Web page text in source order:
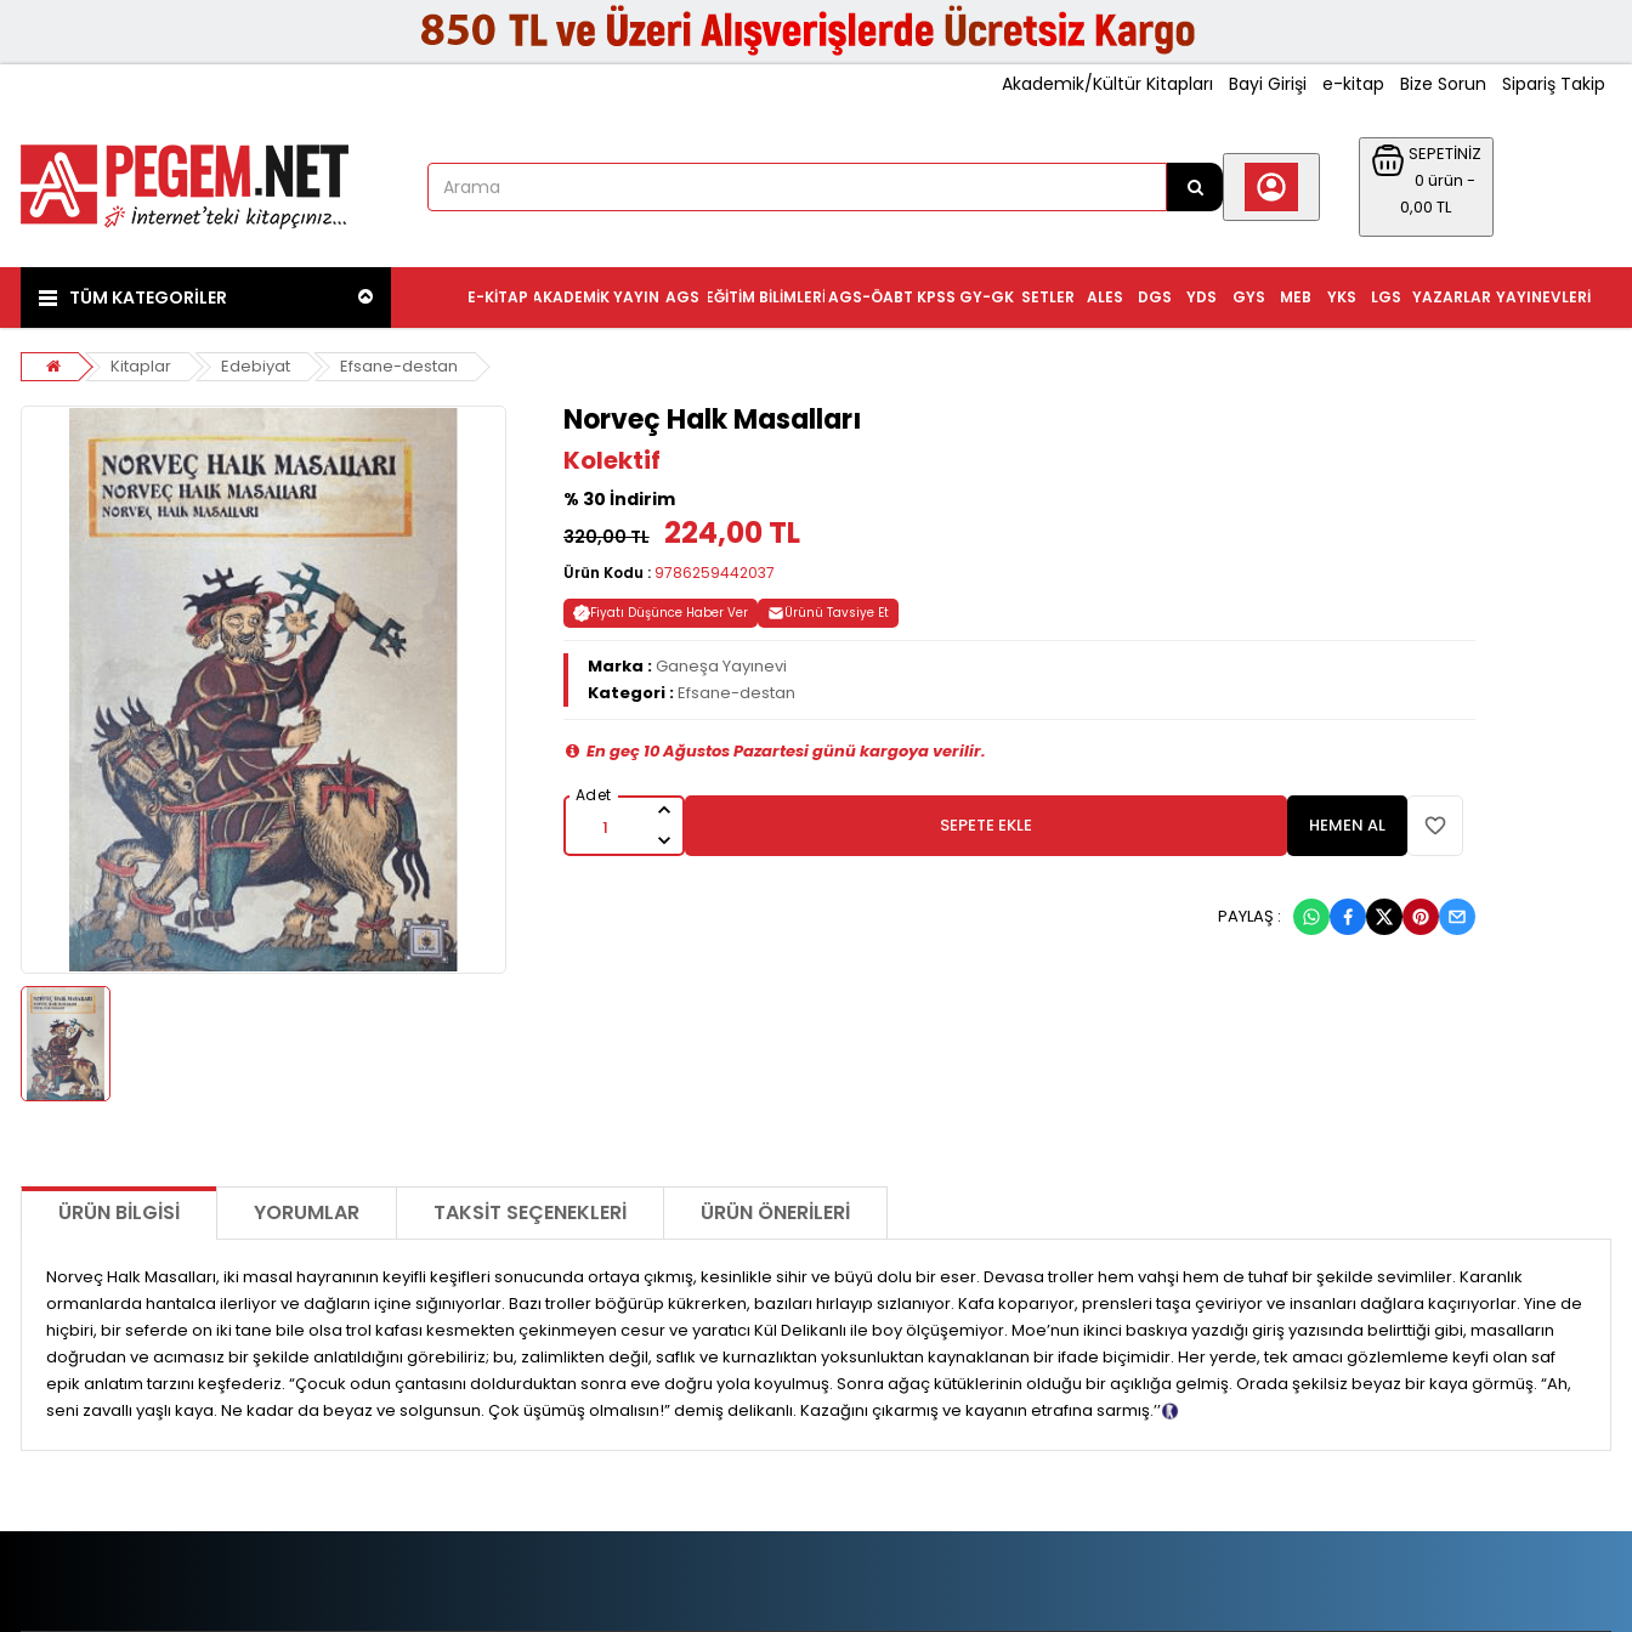
Akademik/Kültür Kitapları Bayi Girişi e-kitap Bize Sorun Sipariş Takip
SEPETİNİZ
0 ürün -
0,00 TL
TÜM KATEGORİLER YAYINEVLERI
YAZARLAR
LGS
YKS
MEB
GYS
YDS
DGS
ALES
SETLER
KPSS GY-GK
AGS-ÖABT
EĞITIM BILIMLERI
AGS
AKADEMIK YAYIN
E-KITAP
Kitaplar Edebiyat Efsane-destan
Norveç Halk Masalları
Kolektif
% 30 İndirim
320,00 TL
224,00 TL
Ürün Kodu : 9786259442037
Fiyatı Düşünce Haber Ver Ürünü Tavsiye Et
Marka :Ganeşa Yayınevi
Kategori :Efsane-destan
En geç 10 Ağustos Pazartesi günü kargoya verilir.
SEPETE EKLE HEMEN AL
PAYLAŞ :
ÜRÜN BILGISI YORUMLAR TAKSIT SEÇENEKLERI ÜRÜN ÖNERILERI
Norveç Halk Masalları, iki masal hayranının keyifli keşifleri sonucunda ortaya çıkmış, kesinlikle sihir ve büyü dolu bir eser. Devasa troller hem vahşi hem de tuhaf bir şekilde sevimliler. Karanlık
ormanlarda hantalca ilerliyor ve dağların içine sığınıyorlar. Bazı troller böğürüp kükrerken, bazıları hırlayıp sızlanıyor. Kafa koparıyor, prensleri taşa çeviriyor ve insanları dağlara kaçırıyorlar. Yine de
hiçbiri, bir seferde on iki tane bile olsa trol kafası kesmekten çekinmeyen cesur ve yaratıcı Kül Delikanlı ile boy ölçüşemiyor. Moe’nun ikinci baskıya yazdığı giriş yazısında belirttiği gibi, masalların
doğrudan ve acımasız bir şekilde anlatıldığını görebiliriz; bu, zalimlikten değil, saflık ve kurnazlıktan yoksunluktan kaynaklanan bir ifade biçimidir. Her yerde, tek amacı gözlemleme keyfi olan saf
epik anlatım tarzını keşfederiz. “Çocuk odun çantasını doldurduktan sonra eve doğru yola koyulmuş. Sonra ağaç kütüklerinin olduğu bir açıklığa gelmiş. Orada şekilsiz beyaz bir kaya görmüş. “Ah,
seni zavallı yaşlı kaya. Ne kadar da beyaz ve solgunsun. Çok üşümüş olmalısın!” demiş delikanlı. Kazağını çıkarmış ve kayanın etrafına sarmış.’’